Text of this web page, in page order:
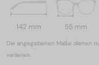
142 mm 55 mm
Die angegebenen Maße dienen
variieren.